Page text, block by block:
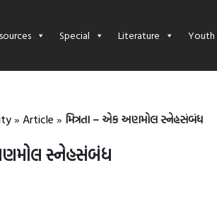
Special Literature Youth
» Article » મિત્રતા – એક અણમોલ સ્નેહસંબંધ
સ્નેહસંબંધ